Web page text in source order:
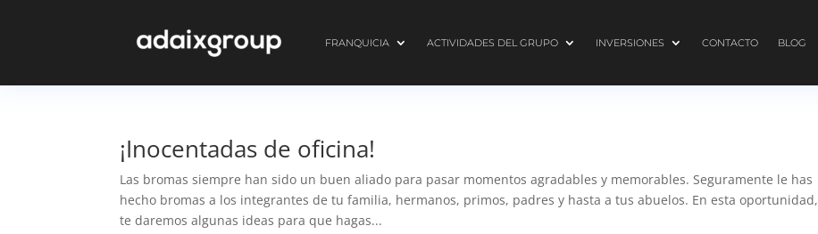
FRANQUICIA ACTIVIDADES DEL GRUPO INVERSIONES CONTACTO BLOG
¡Inocentadas de oficina!
Las bromas siempre han sido un buen aliado para pasar momentos agradables y memorables. Seguramente le has
hecho bromas a los integrantes de tu familia, hermanos, primos, padres y hasta a tus abuelos. En esta oportunidad,
te daremos algunas ideas para que hagas...